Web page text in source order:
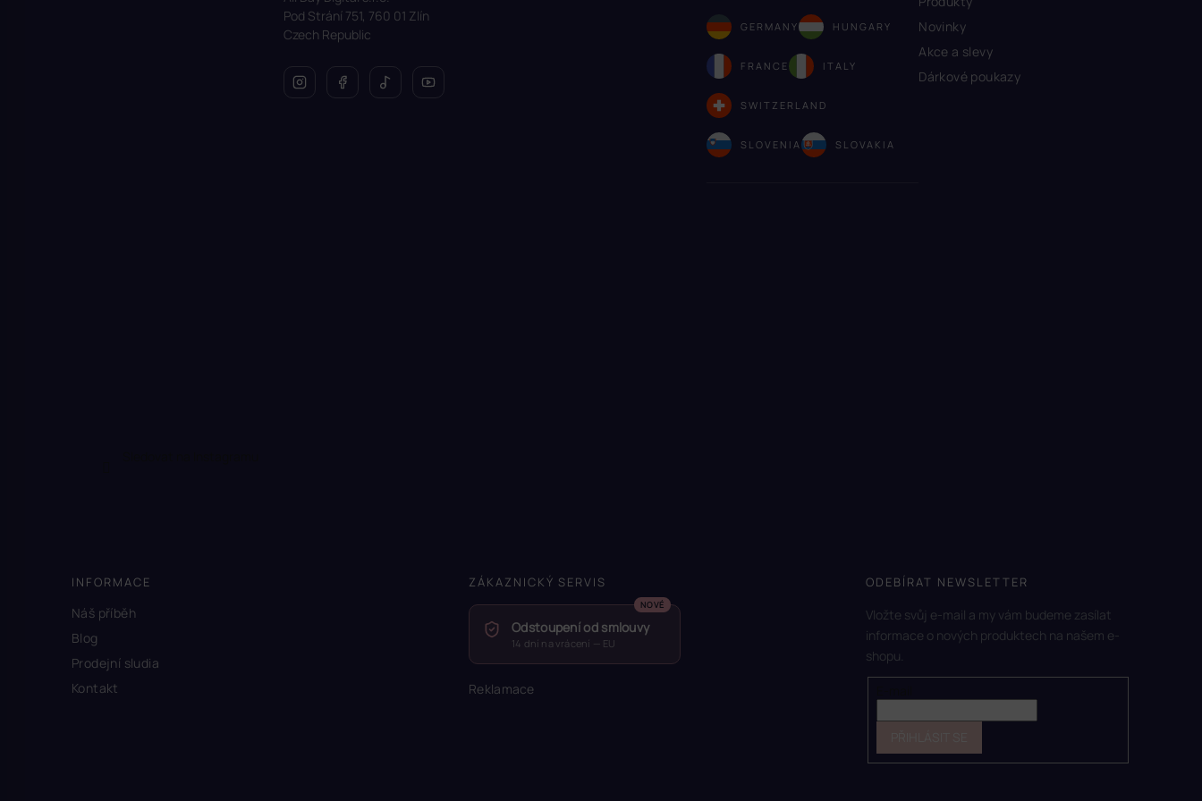
Pod Strání 751, 760 01 Zlín
Czech Republic
GERMANY HUNGARY
FRANCE ITALY
SWITZERLAND
SLOVENIA SLOVAKIA
Novinky
Akce a slevy
Dárkové poukazy
INFORMACE
Náš příběh
Blog
Prodejní sludia
Kontakt
ZÁKAZNICKÝ SERVIS
Odstoupení od smlouvy
14 dní na vrácení — EU
Reklamace
ODEBÍRAT NEWSLETTER
Vložte svůj e-mail a my vám budeme zasílat
informace o nových produktech na našem e-
shopu.